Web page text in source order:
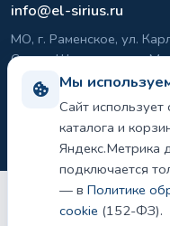
Мы
Сайт
каталога и
Яндекс.Метрика
подключается
— в Политике
cookie (152-ФЗ).
info@el-sirius.ru
МО, г. Раменское, ул.
Склад: Шереметьево,
2026 ООО «ЭЛ-
Политика